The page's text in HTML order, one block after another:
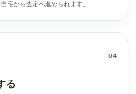
宅から査定へ進められます。
04
る